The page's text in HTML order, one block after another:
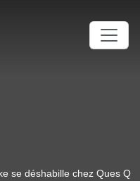
se déshabille chez Ques Q